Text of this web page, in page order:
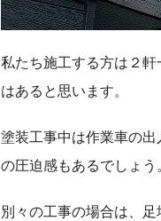
私たち施工する方は２
はあると思います。
塗装工事中は作業車の
の圧迫感もあるでしょう
別々の工事の場合は、